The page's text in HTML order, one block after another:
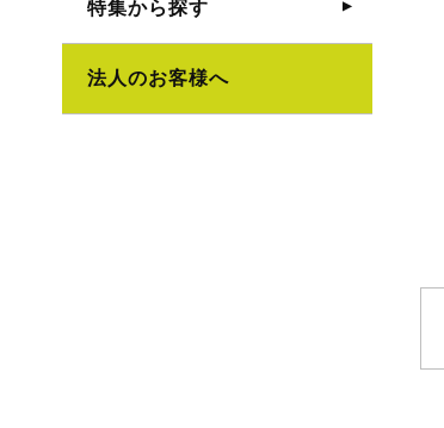
特集から探す
法人のお客様へ